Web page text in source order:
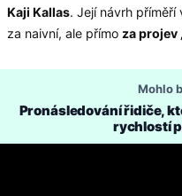
Kaji Kallas. Její návrh příměří
za naivní, ale přímo za projev
Mohlo
Pronásledování řidiče,
rychlostí